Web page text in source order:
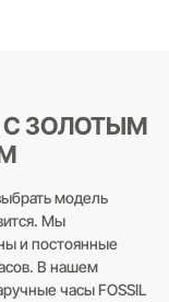
С ЗОЛОТЫМ
модель
Мы
и постоянные
В нашем
часы FOSSIL